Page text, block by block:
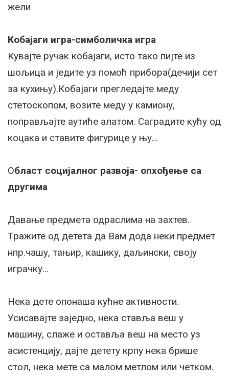
жели
Кобајаги игра-симболичка игра
Кувајте ручак кобајаги, исто тако пијте из
шољица и једите уз помоћ прибора(дечији сет
за кухињу).Кобајаги прегледајте меду
стетоскопом, возите меду у камиону,
поправљајте аутиће алатом. Саградите кућу од
коцака и ставите фигурице у њу…
Област социјалног развоја- опхођење са
другима
Давање предмета одраслима на захтев.
Тражите од детета да Вам дода неки предмет
нпр.чашу, тањир, кашику, даљински, своју
играчку…
Нека дете опонаша кућне активности.
Усисавајте заједно, нека ставља веш у
машину, слаже и оставља веш на место уз
асистенцију, дајте детету крпу нека брише
стол, нека мете са малом метлом или четком.